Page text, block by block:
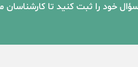
خود را ثبت کنید تا